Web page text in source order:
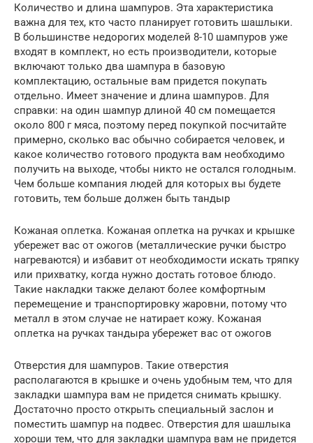
Количество и длина шампуров. Эта характеристика
важна для тех, кто часто планирует готовить шашлыки.
В большинстве недорогих моделей 8-10 шампуров уже
входят в комплект, но есть производители, которые
включают только два шампура в базовую
комплектацию, остальные вам придется покупать
отдельно. Имеет значение и длина шампуров. Для
справки: на один шампур длиной 40 см помещается
около 800 г мяса, поэтому перед покупкой посчитайте
примерно, сколько вас обычно собирается человек, и
какое количество готового продукта вам необходимо
получить на выходе, чтобы никто не остался голодным.
Чем больше компания людей для которых вы будете
готовить, тем больше должен быть тандыр
Кожаная оплетка. Кожаная оплетка на ручках и крышке
убережет вас от ожогов (металлические ручки быстро
нагреваются) и избавит от необходимости искать тряпку
или прихватку, когда нужно достать готовое блюдо.
Такие накладки также делают более комфортным
перемещение и транспортировку жаровни, потому что
металл в этом случае не натирает кожу. Кожаная
оплетка на ручках тандыра убережет вас от ожогов
Отверстия для шампуров. Такие отверстия
располагаются в крышке и очень удобным тем, что для
закладки шампура вам не придется снимать крышку.
Достаточно просто открыть специальный заслон и
поместить шампур на подвес. Отверстия для шашлыка
хороши тем, что для закладки шампура вам не придется